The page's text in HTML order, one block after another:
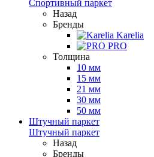
Спортивный паркет
Назад
Бренды
Karelia
PRO
Толщина
10 мм
15 мм
21 мм
30 мм
50 мм
Штучный паркет
Штучный паркет
Назад
Бренды